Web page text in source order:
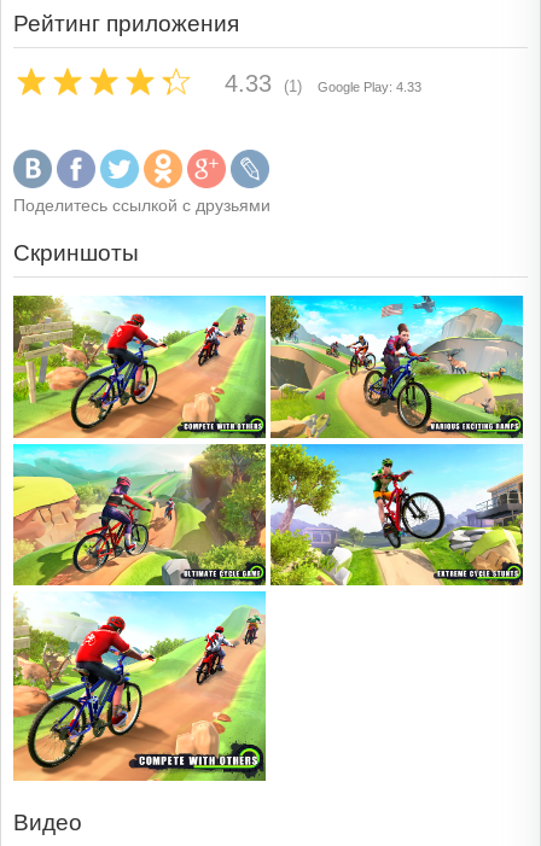
Рейтинг приложения
4.33 (1) Google Play: 4.33
Поделитесь ссылкой с друзьями
Скриншоты
Видео